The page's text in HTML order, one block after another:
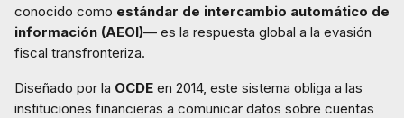
conocido como estándar de intercambio automático de
información (AEOI)— es la respuesta global a la evasión
fiscal transfronteriza.
Diseñado por la OCDE en 2014, este sistema obliga a las
instituciones financieras a comunicar datos sobre cuentas